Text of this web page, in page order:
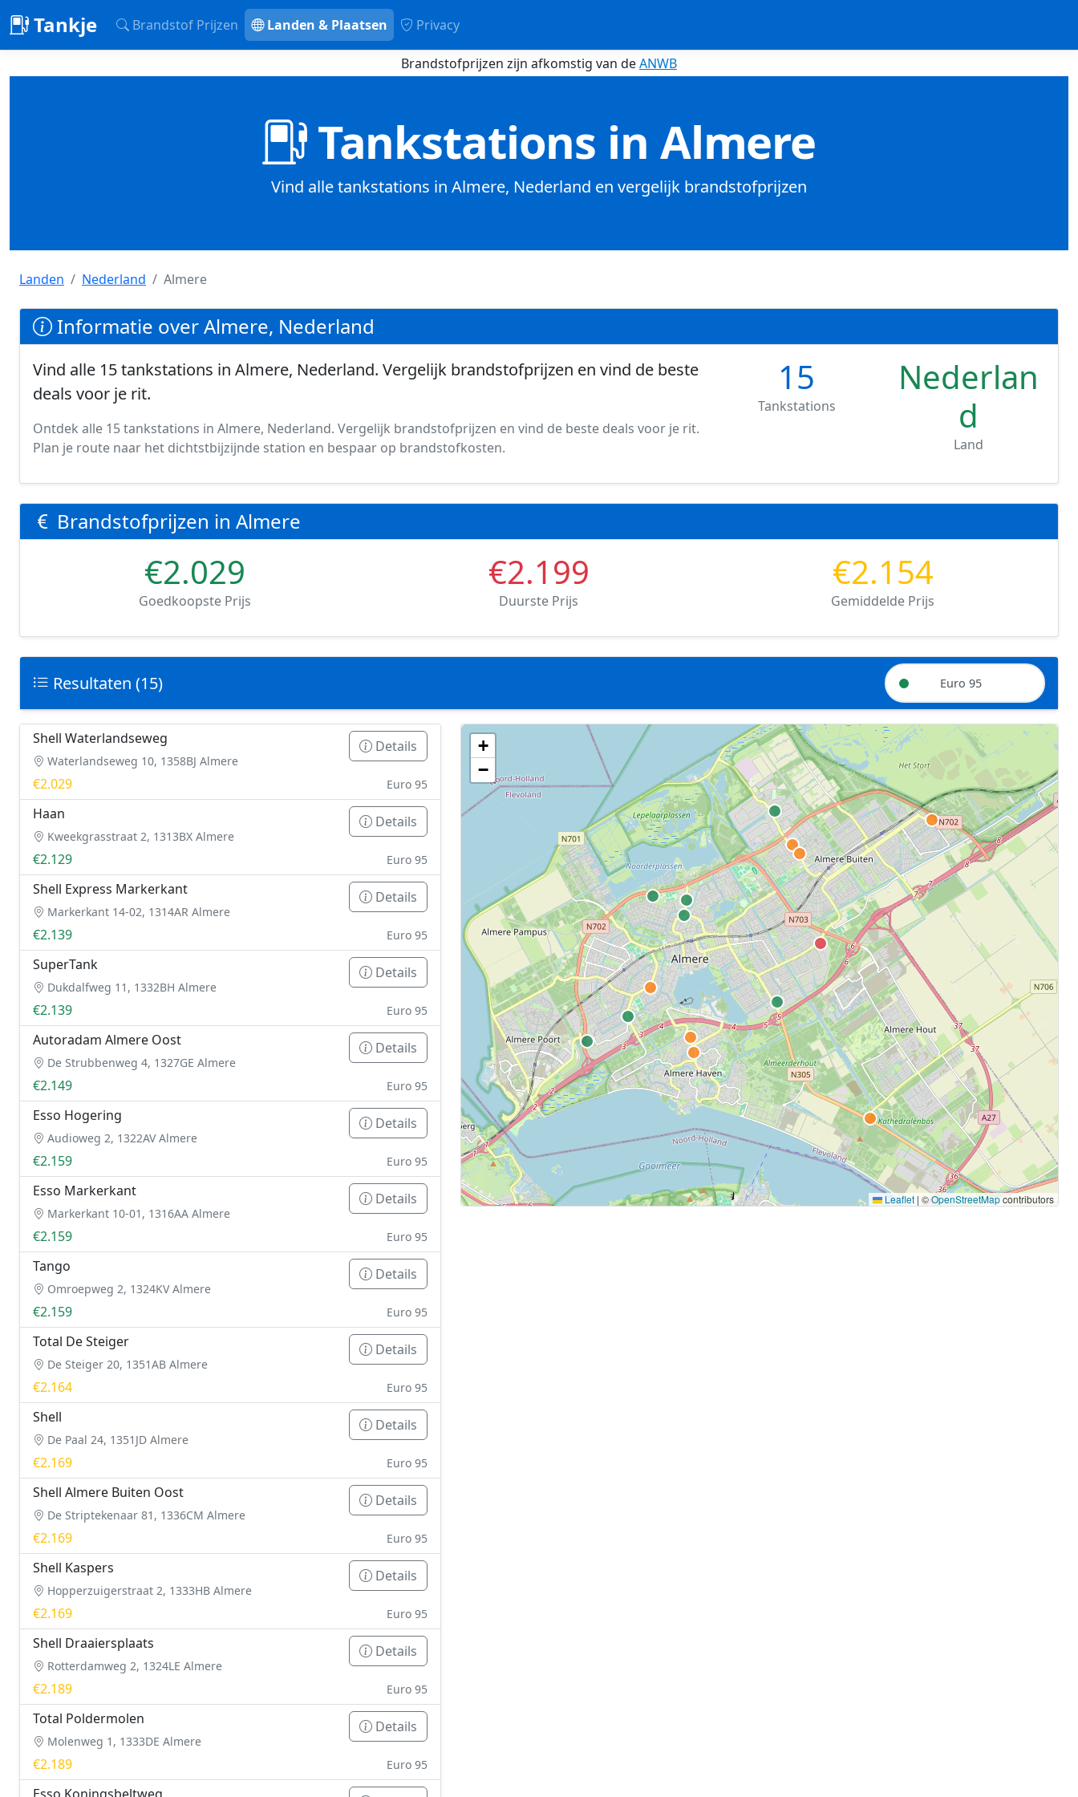
Tankje Brandstof Prijzen Landen & Plaatsen Privacy
Brandstofprijzen zijn afkomstig van deANWB
Tankstations in Almere
Vind alle tankstations in Almere, Nederland en vergelijk brandstofprijzen
Landen Nederland Almere
Informatie over Almere, Nederland
Vind alle 15 tankstations in Almere, Nederland. Vergelijk brandstofprijzen en vind de beste
deals voor je rit.
Ontdek alle 15 tankstations in Almere, Nederland. Vergelijk brandstofprijzen en vind de beste deals voor je rit.
Plan je route naar het dichtstbijzijnde station en bespaar op brandstofkosten.
15
Tankstations
Nederlan
d
Land
Brandstofprijzen in Almere
€2.029
Goedkoopste Prijs
€2.199
Duurste Prijs
€2.154
Gemiddelde Prijs
Resultaten (15) Euro 95
Geen tankstations met locatiegegevens gevonden.
De kaart kan niet worden weergegeven zonder GPS coördinaten.
+
−
Leaflet | ©OpenStreetMapcontributors
Shell Waterlandseweg
Waterlandseweg 10, 1358BJ Almere
Details
€2.029 Euro 95
Haan
Kweekgrasstraat 2, 1313BX Almere
Details
€2.129 Euro 95
Shell Express Markerkant
Markerkant 14-02, 1314AR Almere
Details
€2.139 Euro 95
SuperTank
Dukdalfweg 11, 1332BH Almere
Details
€2.139 Euro 95
Autoradam Almere Oost
De Strubbenweg 4, 1327GE Almere
Details
€2.149 Euro 95
Esso Hogering
Audioweg 2, 1322AV Almere
Details
€2.159 Euro 95
Esso Markerkant
Markerkant 10-01, 1316AA Almere
Details
€2.159 Euro 95
Tango
Omroepweg 2, 1324KV Almere
Details
€2.159 Euro 95
Total De Steiger
De Steiger 20, 1351AB Almere
Details
€2.164 Euro 95
Shell
De Paal 24, 1351JD Almere
Details
€2.169 Euro 95
Shell Almere Buiten Oost
De Striptekenaar 81, 1336CM Almere
Details
€2.169 Euro 95
Shell Kaspers
Hopperzuigerstraat 2, 1333HB Almere
Details
€2.169 Euro 95
Shell Draaiersplaats
Rotterdamweg 2, 1324LE Almere
Details
€2.189 Euro 95
Total Poldermolen
Molenweg 1, 1333DE Almere
Details
€2.189 Euro 95